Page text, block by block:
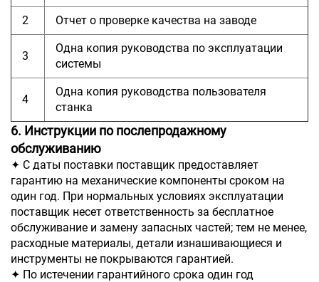
2 Отчет о проверке качества на заводе
3
Одна копия руководства по эксплуатации
системы
4
Одна копия руководства пользователя
станка
6. Инструкции по послепродажному
обслуживанию
✦ С даты поставки поставщик предоставляет
гарантию на механические компоненты сроком на
один год. При нормальных условиях эксплуатации
поставщик несет ответственность за бесплатное
обслуживание и замену запасных частей; тем не менее,
расходные материалы, детали изнашивающиеся и
инструменты не покрываются гарантией.
✦ По истечении гарантийного срока один год